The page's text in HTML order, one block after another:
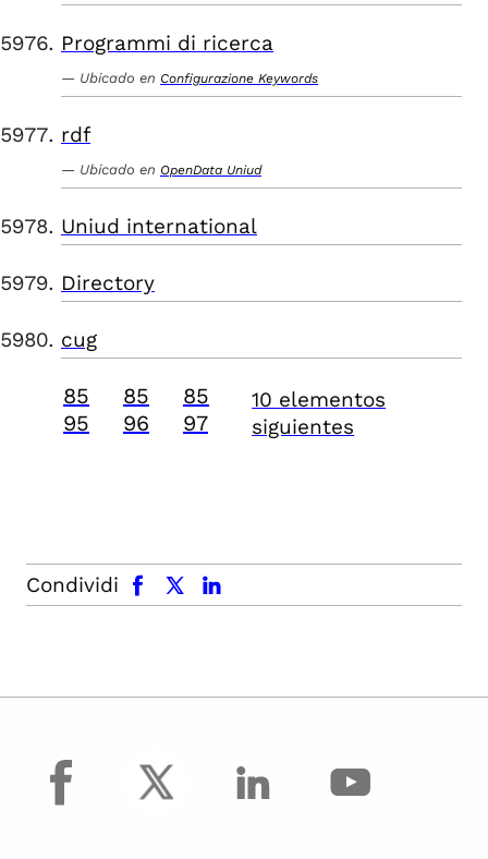
Programmi di ricerca
Ubicado en Configurazione Keywords
rdf
Ubicado en OpenData Uniud
Uniud international
Directory
cug
85
95
85
96
85
97
10 elementos
siguientes
Condividi
facebook x.com linkedin
facebook